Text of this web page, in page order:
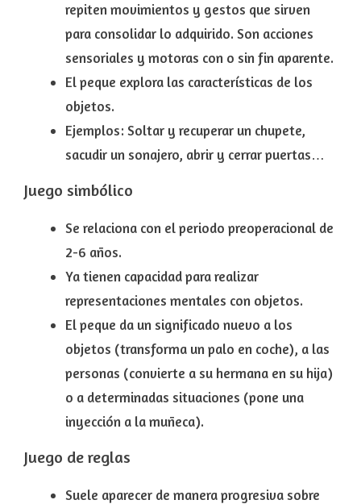
repiten movimientos y gestos que sirven
para consolidar lo adquirido. Son acciones
sensoriales y motoras con o sin fin aparente.
El peque explora las características de los
objetos.
Ejemplos: Soltar y recuperar un chupete,
sacudir un sonajero, abrir y cerrar puertas…
Juego simbólico
Se relaciona con el periodo preoperacional de
2-6 años.
Ya tienen capacidad para realizar
representaciones mentales con objetos.
El peque da un significado nuevo a los
objetos (transforma un palo en coche), a las
personas (convierte a su hermana en su hija)
o a determinadas situaciones (pone una
inyección a la muñeca).
Juego de reglas
Suele aparecer de manera progresiva sobre